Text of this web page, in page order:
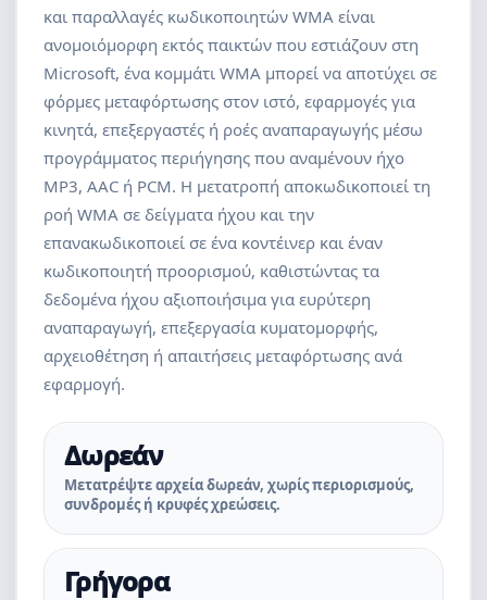
και παραλλαγές κωδικοποιητών WMA είναι
ανομοιόμορφη εκτός παικτών που εστιάζουν στη
Microsoft, ένα κομμάτι WMA μπορεί να αποτύχει σε
φόρμες μεταφόρτωσης στον ιστό, εφαρμογές για
κινητά, επεξεργαστές ή ροές αναπαραγωγής μέσω
προγράμματος περιήγησης που αναμένουν ήχο
MP3, AAC ή PCM. Η μετατροπή αποκωδικοποιεί τη
ροή WMA σε δείγματα ήχου και την
επανακωδικοποιεί σε ένα κοντέινερ και έναν
κωδικοποιητή προορισμού, καθιστώντας τα
δεδομένα ήχου αξιοποιήσιμα για ευρύτερη
αναπαραγωγή, επεξεργασία κυματομορφής,
αρχειοθέτηση ή απαιτήσεις μεταφόρτωσης ανά
εφαρμογή.
Δωρεάν
Μετατρέψτε αρχεία δωρεάν, χωρίς περιορισμούς,
συνδρομές ή κρυφές χρεώσεις.
Γρήγορα